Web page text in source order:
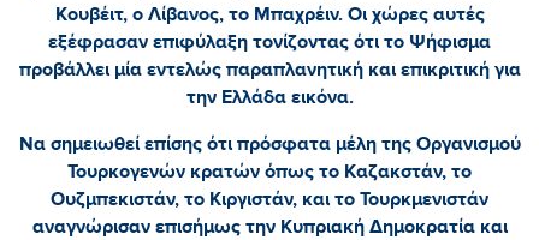
Κουβέιτ, ο Λίβανος, το Μπαχρέιν. Οι χώρες αυτές
εξέφρασαν επιφύλαξη τονίζοντας ότι το Ψήφισμα
προβάλλει μία εντελώς παραπλανητική και επικριτική για
την Ελλάδα εικόνα.
Να σημειωθεί επίσης ότι πρόσφατα μέλη της Οργανισμού
Τουρκογενών κρατών όπως το Καζακστάν, το
Ουζμπεκιστάν, το Κιργιστάν, και το Τουρκμενιστάν
αναγνώρισαν επισήμως την Κυπριακή Δημοκρατία και